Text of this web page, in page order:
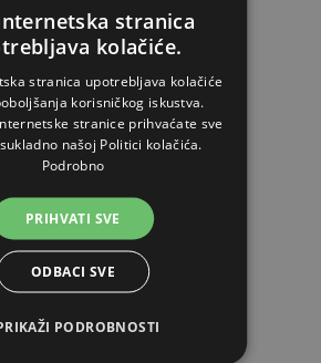
muhe Stratiomys 5 kg
50,84€
42,54€
NA ZALIHAMA
stranica
kolačiće.
stranica upotrebljava kolačiće
korisničkog iskustva.
stranice prihvaćate sve
našoj Politici kolačića.
Podrobno
PRIHVATI SVE
ODBACI SVE
PODROBNOSTI